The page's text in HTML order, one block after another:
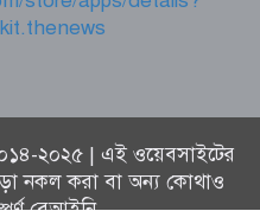
২০১৪-২০২৫ | এই ওয়েবসাইটের
নকল করা বা অন্য কোথাও